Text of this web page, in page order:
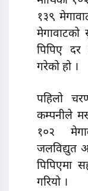
१३९
पिपिए दर
गरेको हो ।
पहिलो
कम्पनीले
१०२
जलविद्युत
पिपिएमा
गरियो ।